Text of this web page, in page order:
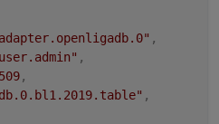
,
,
,
,